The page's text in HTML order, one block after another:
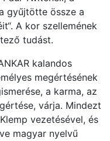
gyűjtötte össze a
A kor szellemének
tudást.
kalandos
megértésének
a karma, az
várja. Mindezt
vezetésével, és
magyar nyelvű